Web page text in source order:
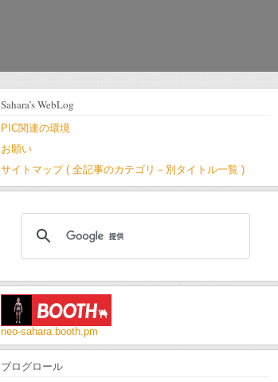
Sahara’s WebLog
PIC関連の環境
お願い
サイトマップ ( 全記事のカテゴリ－別タイトル一覧 )
neo-sahara.booth.pm
ブログロール